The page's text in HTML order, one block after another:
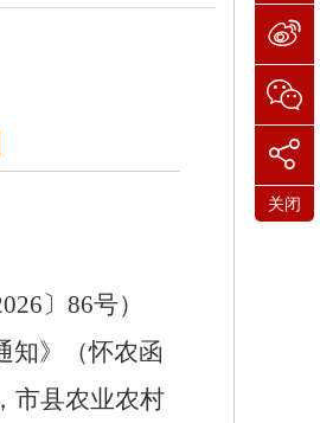
〕 86号）
知》（怀农函
市县农业农村
关闭